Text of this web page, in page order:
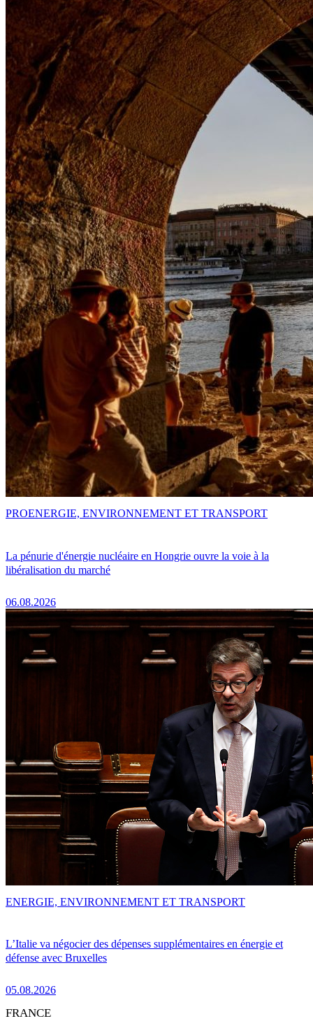
La pénurie d'énergie nucléaire en Hongrie ouvre la voie à la
libéralisation du marché
06.08.2026
PROENERGIE, ENVIRONNEMENT ET TRANSPORT
L’Italie va négocier des dépenses supplémentaires en énergie et
défense avec Bruxelles
05.08.2026
ENERGIE, ENVIRONNEMENT ET TRANSPORT
FRANCE